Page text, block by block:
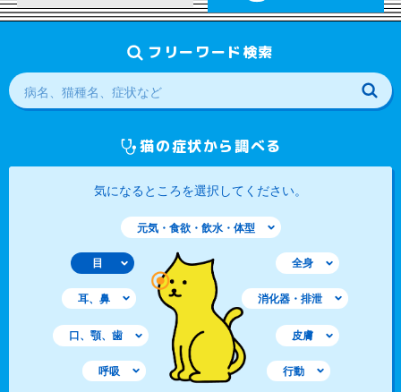
フリーワード検索
猫の症状から調べる
気になるところを選択してください。
目
耳、鼻
口、顎、歯
呼吸
全身
消化器・排泄
皮膚
行動
元気・食欲・飲水・体型